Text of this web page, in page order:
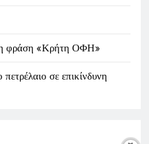
φράση «Κρήτη ΟΦΗ»
σε επικίνδυνη